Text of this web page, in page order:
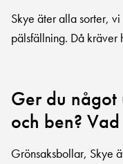
Skye äter alla sorter,
pälsfällning. Då kräver
Ger du
och ben?
Grönsaksbollar, Skye